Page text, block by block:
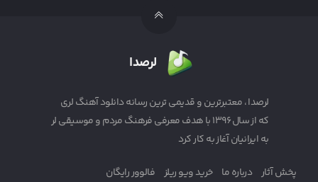
لرصدا
لرصدا ، معتبرترین و قدیمی ترین رسانه دانلود آهنگ لری
که از سال ۱۳۹۶ با هدف معرفی فرهنگ مردم و موسیقی لر
به ایرانیان آغاز به کار کرد
پخش آثار درباره ما خرید ویو ریلز فالوور رایگان